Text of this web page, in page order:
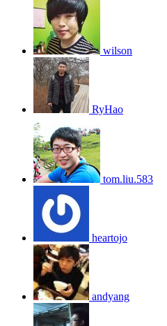
wilson
RyHao
tom.liu.583
heartojo
andyang